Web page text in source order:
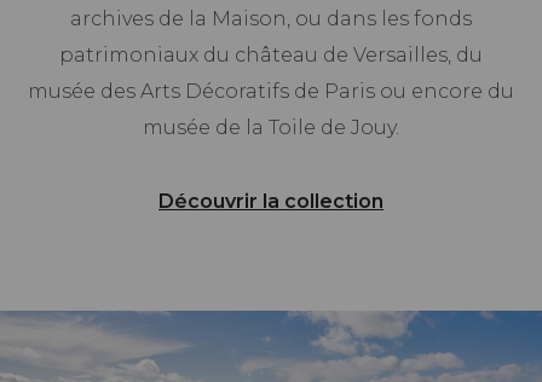
archives de la Maison, ou dans les fonds
patrimoniaux du château de Versailles, du
musée des Arts Décoratifs de Paris ou encore du
musée de la Toile de Jouy.
Découvrir la collection